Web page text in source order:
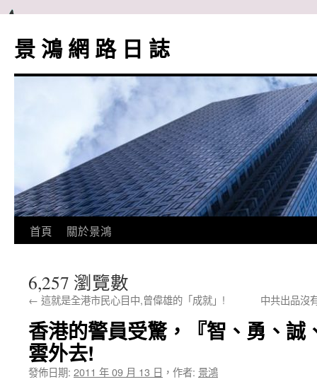
主
要
景 鴻 網 路 日 誌
首頁 關於景鴻
6,257 瀏覽數
← 這就是全港市民心目中,曾偉雄的「成就」! 中共出品沒
香港的警員受驚，『智、勇、誠
雲外去!
發佈日期: 2011 年 09 月 13 日 ， 作者: 景鴻
★我